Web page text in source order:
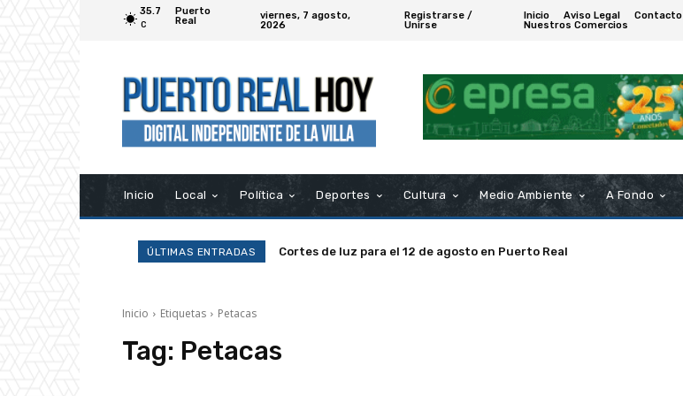
35.7
C
Puerto
Real
viernes, 7 agosto,
2026
Registrarse /
Unirse
Inicio Aviso Legal Contacto
Nuestros Comercios
Inicio Local Política Deportes Cultura Medio Ambiente A Fondo
ÚLTIMAS ENTRADAS Cortes de luz para el 12 de agosto en Puerto Real
Inicio Etiquetas Petacas
Tag: Petacas